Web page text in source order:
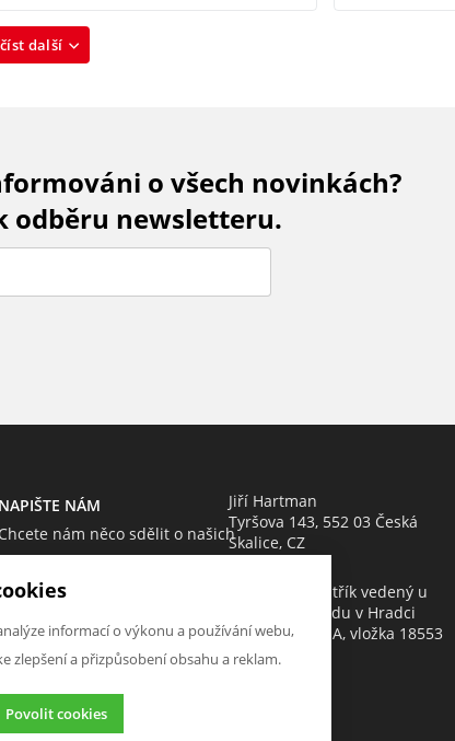
další
o všech novinkách?
odběru newsletteru.
NAPIŠTE NÁM
Chcete nám něco sdělit o našich
napsat.
Chci napsat zprávu
Jiří Hartman
Tyršova 143, 552 03 Česká
Skalice, CZ
Obchodní rejstřík vedený u
Krajského soudu v Hradci
Králové, oddíl A, vložka 18553
informací o výkonu a používání webu,
zlepšení a přizpůsobení obsahu a reklam.
Povolit cookies